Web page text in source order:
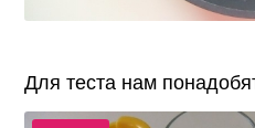
Для теста нам